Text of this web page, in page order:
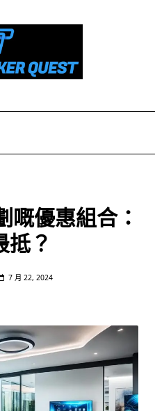
嘅優惠組合：
抵？
7 月 22, 2024